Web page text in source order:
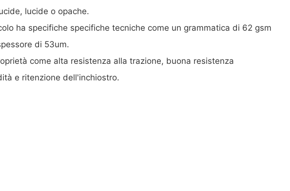
lucide o opache.
ha specifiche specifiche tecniche come un grammatica di 62 gsm
di 53um.
come alta resistenza alla trazione, buona resistenza
e ritenzione dell'inchiostro.